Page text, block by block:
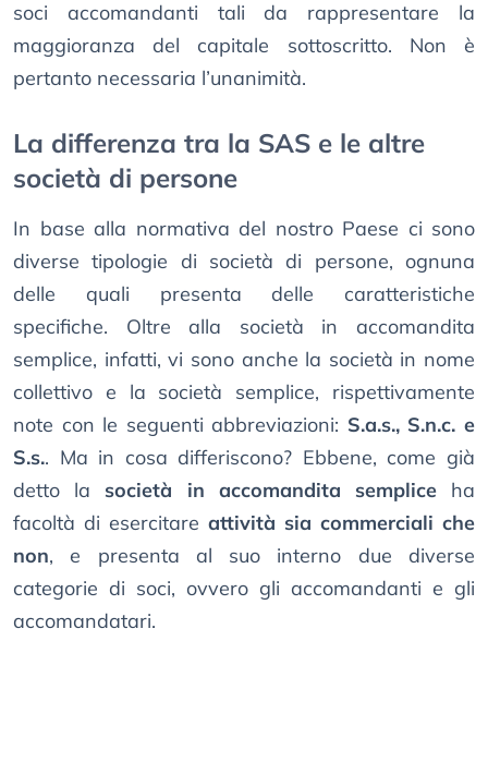
soci accomandanti tali da rappresentare la
maggioranza del capitale sottoscritto. Non è
pertanto necessaria l’unanimità.
La differenza tra la SAS e le altre
società di persone
In base alla normativa del nostro Paese ci sono
diverse tipologie di società di persone, ognuna
delle quali presenta delle caratteristiche
specifiche. Oltre alla società in accomandita
semplice, infatti, vi sono anche la società in nome
collettivo e la società semplice, rispettivamente
note con le seguenti abbreviazioni: S.a.s., S.n.c. e
S.s.. Ma in cosa differiscono? Ebbene, come già
detto la società in accomandita sempliceha
facoltà di esercitare attività sia commerciali che
non, e presenta al suo interno due diverse
categorie di soci, ovvero gli accomandanti e gli
accomandatari.